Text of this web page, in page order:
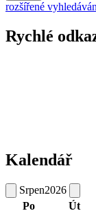
rozšířené
Rychlé
Kalendář
Srpen2026
Po
Út